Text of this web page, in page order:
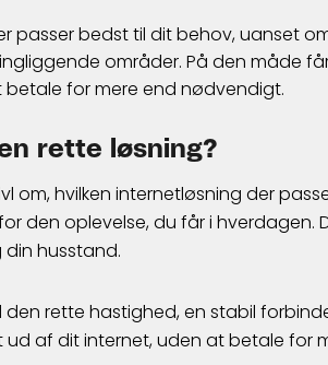
passer bedst til dit behov, uanset
områder. På den måde
for mere end nødvendigt.
rette løsning?
om, hvilken internetløsning der
den oplevelse, du får i hverdagen.
husstand.
rette hastighed, en stabil
af dit internet, uden at betale for